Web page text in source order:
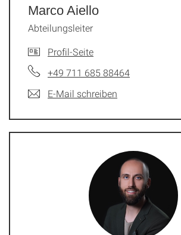
Marco Aiello
Abteilungsleiter
Profil-Seite
+49 711 685 88464
E-Mail schreiben